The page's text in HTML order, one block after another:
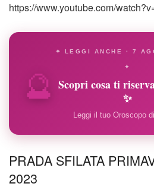
https://www.youtube.com/
🔮
✦ LEGGI ANCHE · 7
✦
Scopri cosa ti
✨
Leggi il tuo Oroscopo
PRADA SFILATA
2023